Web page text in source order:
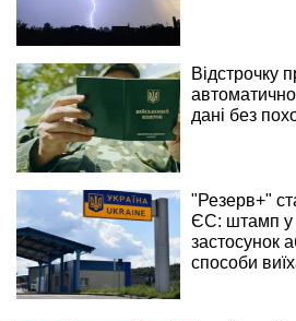
Відстрочку
дані без
"Резерв+"
ЄС: штамп у
застосунок
способи